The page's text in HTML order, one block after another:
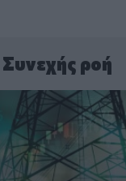
Συνεχής ροή